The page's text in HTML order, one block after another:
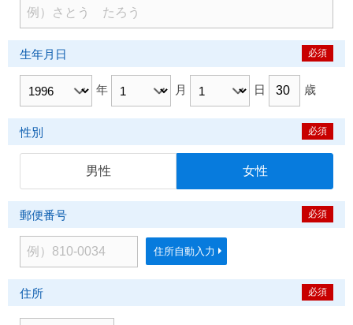
必須
生年月日
年 月 日 歳
必須
性別
男性 女性
必須
郵便番号
住所自動入力
必須
住所